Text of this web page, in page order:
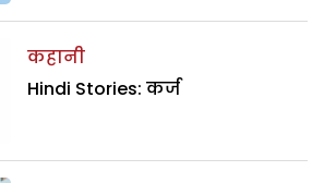
कहानी
Hindi Stories: कर्ज